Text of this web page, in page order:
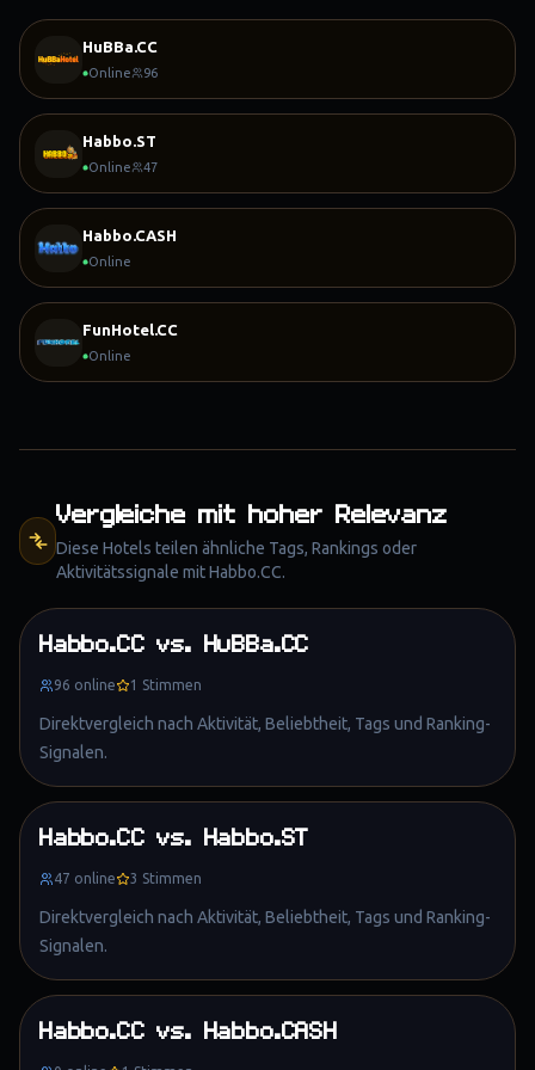
HuBBa.CC
Online 96
Habbo.ST
Online 47
Habbo.CASH
Online
FunHotel.CC
Online
Vergleiche mit hoher Relevanz
Diese Hotels teilen ähnliche Tags, Rankings oder
Aktivitätssignale mitHabbo.CC.
Habbo.CC vs. HuBBa.CC
96 online 1 Stimmen
Direktvergleich nach Aktivität, Beliebtheit, Tags und Ranking-
Signalen.
Habbo.CC vs. Habbo.ST
47 online 3 Stimmen
Direktvergleich nach Aktivität, Beliebtheit, Tags und Ranking-
Signalen.
Habbo.CC vs. Habbo.CASH